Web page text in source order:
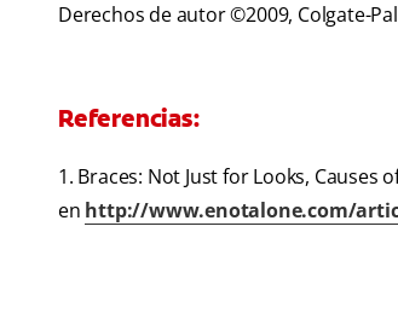
Derechos de autor ©2009, Colgate-
Referencias:
1. Braces: Not Just for Looks,
en http://www.enotalone.com/